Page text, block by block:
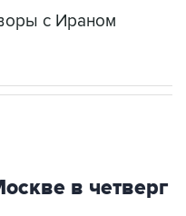
с Ираном
в четверг